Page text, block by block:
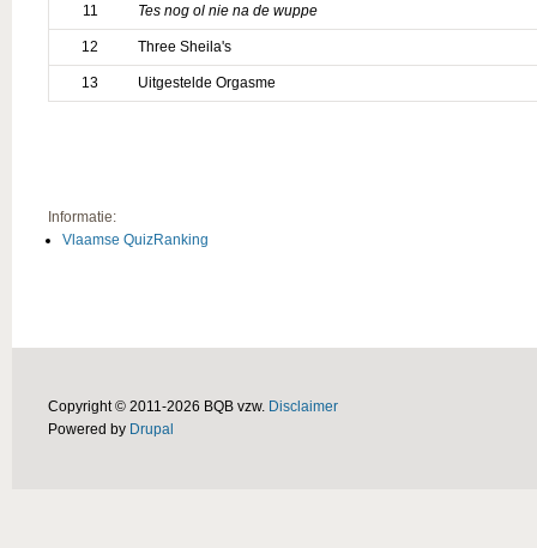
11 Tes nog ol nie na de wuppe
12 Three Sheila's
13 Uitgestelde Orgasme
Informatie:
Vlaamse QuizRanking
Copyright © 2011-2026 BQB vzw. Disclaimer
Powered by Drupal